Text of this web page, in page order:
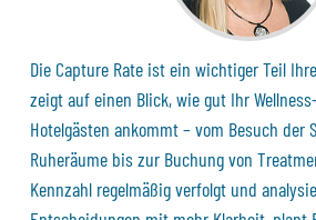
Die Capture Rate ist ein wichtiger Teil
zeigt auf einen Blick, wie gut Ihr
Hotelgästen ankommt – vom Besuch der
Ruheräume bis zur Buchung von
Kennzahl regelmäßig verfolgt und